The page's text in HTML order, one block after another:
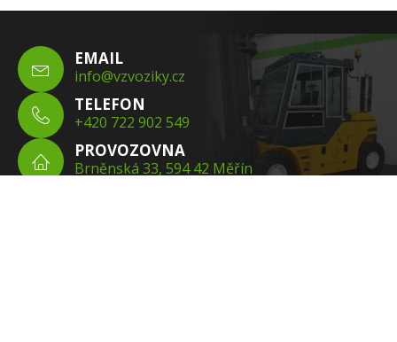
EMAIL
info@vzvoziky.cz
TELEFON
+420 722 902 549
PROVOZOVNA
Brněnská 33, 594 42 Měřín